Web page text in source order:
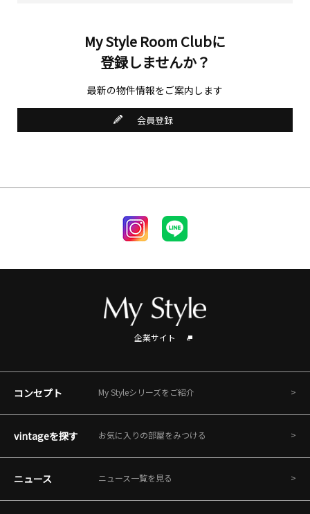
My Style Room Clubに
登録しませんか？
最新の物件情報をご案内します
会員登録
企業サイト
コンセプト My Styleシリーズをご紹介
vintageを探す お気に入りの部屋をみつける
ニュース ニュース一覧を見る